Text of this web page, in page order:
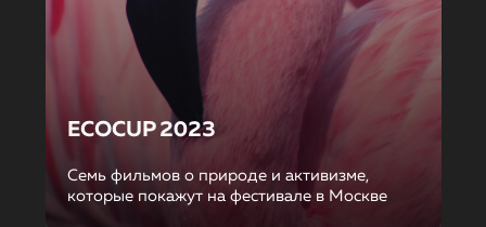
ECOCUP 2023
Семь фильмов о природе и активизме,
которые покажут на фестивале в Москве